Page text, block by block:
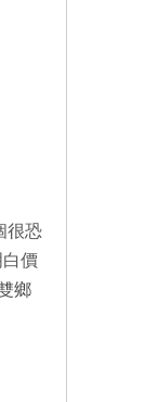
很恐
價
鄉